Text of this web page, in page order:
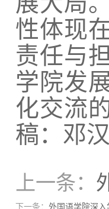
性体现
责任与
学院发
化交流
稿：邓
上一条：
下一条： 外国语学院深